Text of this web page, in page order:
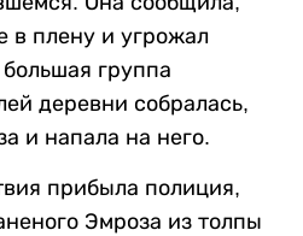
в плену и угрожал
группа
деревни собралась,
и напала на него.
прибыла полиция,
Эмроза из толпы